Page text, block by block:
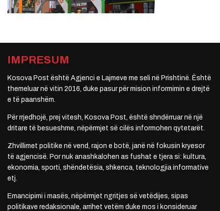
IMPRESUM
Kosova Post është Agjenci e Lajmeve me seli në Prishtinë. Është
themeluar në vitin 2016, duke pasur për mision informimin e drejtë
e të paanshëm.
Për rrjedhojë, prej vitesh, Kosova Post, është shndërruar në një
dritare të besueshme, nëpërmjet së cilës informohen qytetarët.
Zhvillimet politike në vend, rajon e botë, janë në fokusin kryesor
të agjencisë. Por nuk anashkalohen as fushat e tjera si: kultura,
ekonomia, sporti, shëndetësia, shkenca, teknologjia informative
etj.
Emancipimi i masës, nëpërmjet ngritjes së vetëdijes, sipas
politikave redaksionale, arrihet vetëm duke mos i konsideruar